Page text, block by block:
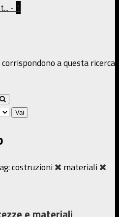
- 1
a questa ricerca
Vai
costruzioni
materiali